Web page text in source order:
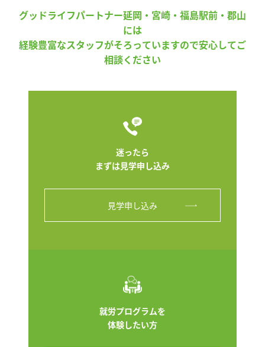
グッドライフパートナー延岡・宮崎・福島駅前・郡山
には
経験豊富なスタッフがそろっていますので安心してご
相談ください
迷ったら
まずは見学申し込み
見学申し込み
就労プログラムを
体験したい方